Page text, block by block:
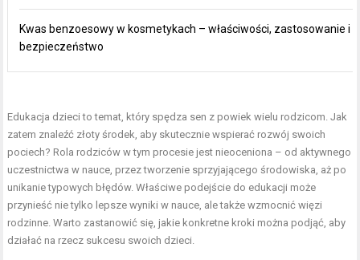
Kwas benzoesowy w kosmetykach – właściwości, zastosowanie i
bezpieczeństwo
Edukacja dzieci to temat, który spędza sen z powiek wielu rodzicom. Jak
zatem znaleźć złoty środek, aby skutecznie wspierać rozwój swoich
pociech? Rola rodziców w tym procesie jest nieoceniona – od aktywnego
uczestnictwa w nauce, przez tworzenie sprzyjającego środowiska, aż po
unikanie typowych błędów. Właściwe podejście do edukacji może
przynieść nie tylko lepsze wyniki w nauce, ale także wzmocnić więzi
rodzinne. Warto zastanowić się, jakie konkretne kroki można podjąć, aby
działać na rzecz sukcesu swoich dzieci.